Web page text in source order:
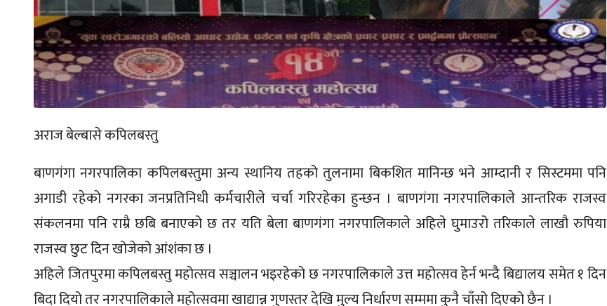
अराज बेल्बासे कपिलबस्तु
बाणगंगा नगरपालिका कपिलबस्तुमा अन्य स्थानिय तहको तुलनामा बिकशित मानिन्छ भने आम्दानी र सिस्टममा पनि
अगाडी रहेको नगरका जनप्रतिनिधी कर्मचारीले चर्चा गरिरहेका हुन्छन । बाणगंगा नगरपालिकाले आन्तरिक राजस्व
संकलनमा पनि राम्रै छबि बनाएको छ तर यति बेला बाणगंगा नगरपालिकाले अहिले घुमाउरो तरिकाले लाखौ रुपिया
राजस्व छुट दिन खोजेको आंशंका छ ।
अहिले जितपुरमा कपिलबस्तु महोत्सव सञ्चालन भइरहेको छ नगरपालिकाले उत्त महोत्सव हेर्न भन्दै बिद्यालय समेत १ दिन
बिदा दियो तर नगरपालिकाले महोत्सवमा खाद्यान्न गुणस्तर देखि मुल्य निर्धारण सम्ममा कुनै चाँसो दिएको छैन ।